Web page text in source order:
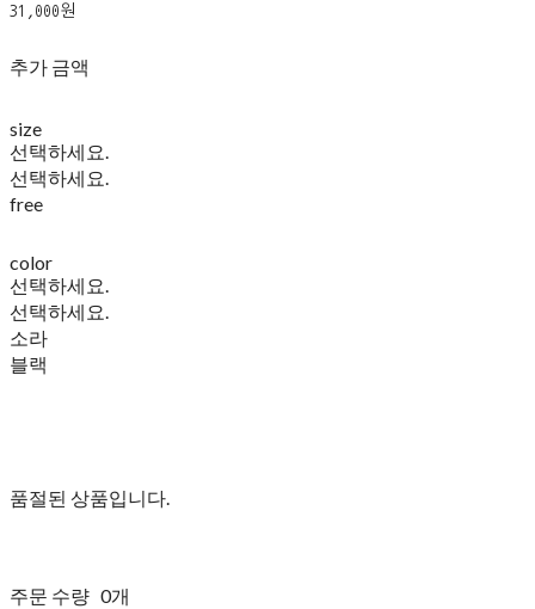
31,000원
추가 금액
size
선택하세요.
선택하세요.
free
color
선택하세요.
선택하세요.
소라
블랙
품절된 상품입니다.
주문 수량 0개